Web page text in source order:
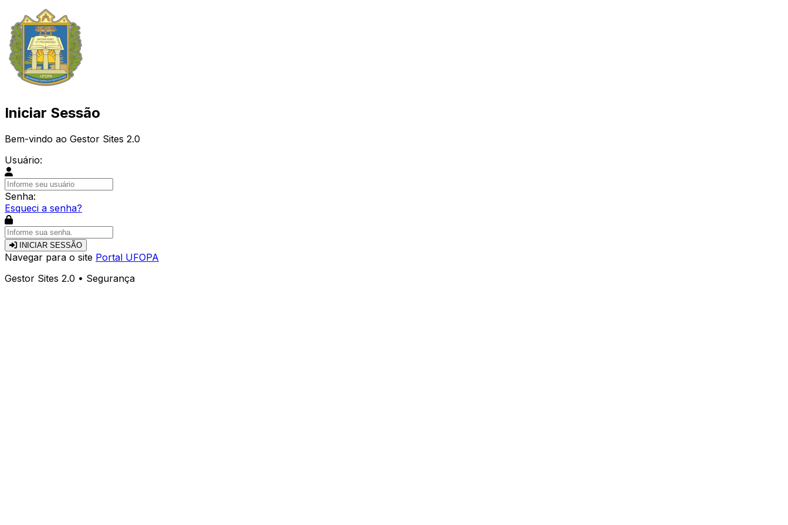
Iniciar Sessão
Bem-vindo ao Gestor Sites 2.0
Usuário:
Senha:
Esqueci a senha?
INICIAR SESSÃO
Navegar para o site Portal UFOPA
Gestor Sites 2.0 • Segurança